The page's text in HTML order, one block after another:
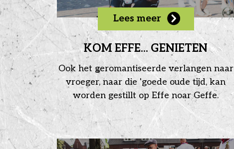
Lees meer
KOM EFFE... GENIETEN
Ook het geromantiseerde verlangen naar
vroeger, naar die 'goede oude tijd, kan
worden gestillt op Effe noar Geffe.